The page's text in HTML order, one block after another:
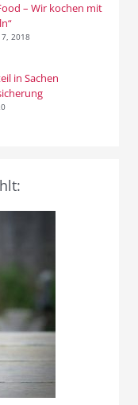
– Wir kochen mit
2018
in Sachen